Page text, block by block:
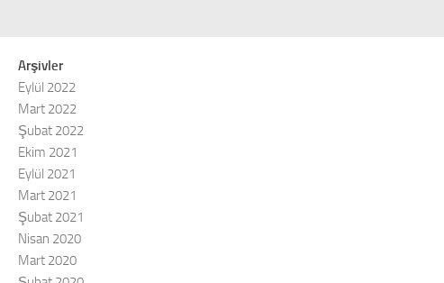
Arşivler
Eylül 2022
Mart 2022
Şubat 2022
Ekim 2021
Eylül 2021
Mart 2021
Şubat 2021
Nisan 2020
Mart 2020